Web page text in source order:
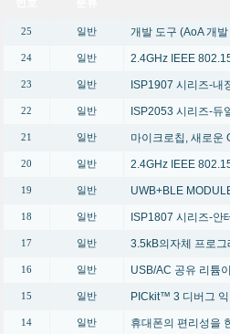
25 일반 개발 도구 (AoA 개
24 일반 2.4GHz IEEE
23 일반 ISP1907 시리즈-내
22 일반 ISP2053 시리즈-듀
21 일반 마이크로칩, 새로운
20 일반 2.4GHz IEEE
19 일반 UWB+BLE
18 일반 ISP1807 시리즈-안
17 일반 3.5kB의자체 프로
16 일반 USB/AC 공유 리튬
15 일반 PICkit™ 3 디버그
14 일반 휴대폰의 편리성을